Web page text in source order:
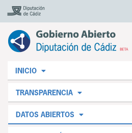
INICIO
TRANSPARENCIA
DATOS ABIERTOS